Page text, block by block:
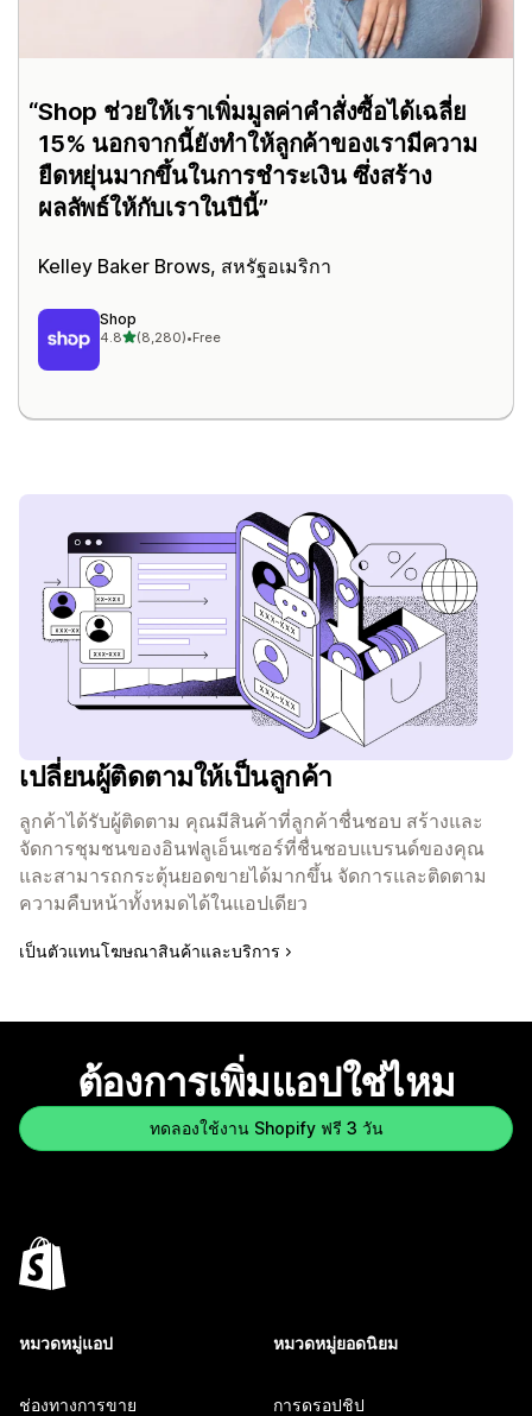
Shop ช่วยให้เราเพิ่มมูลค่าคำสั่งซื้อได้เฉลี่ย
15% นอกจากนี้ยังทำให้ลูกค้าของเรามีความ
ยืดหยุ่นมากขึ้นในการชำระเงิน ซึ่งสร้าง
ผลลัพธ์ให้กับเราในปีนี้
Kelley Baker Brows, สหรัฐอเมริกา
Shop
4.8เต็ม 5 ดาว
(8,280)
ทั้งหมด 8280 รีวิว
•Free
เปลี่ยนผู้ติดตามให้เป็นลูกค้า
ลูกค้าได้รับผู้ติดตาม คุณมีสินค้าที่ลูกค้าชื่นชอบ สร้างและ
จัดการชุมชนของอินฟลูเอ็นเซอร์ที่ชื่นชอบแบรนด์ของคุณ
และสามารถกระตุ้นยอดขายได้มากขึ้น จัดการและติดตาม
ความคืบหน้าทั้งหมดได้ในแอปเดียว
เป็นตัวแทนโฆษณาสินค้าและบริการ
ต้องการเพิ่มแอปใช่ไหม
ทดลองใช้งาน Shopify ฟรี 3 วัน
หมวดหมู่แอป
ช่องทางการขาย
หมวดหมู่ยอดนิยม
การดรอปชิป